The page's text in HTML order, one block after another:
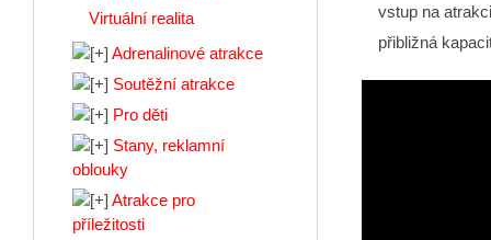
vstup na
přibližná
Virtuální realita
Adrenalinové atrakce
Soutěžní atrakce
Pro děti
Stany, reklamní
oblouky
Atrakce pro
příležitosti